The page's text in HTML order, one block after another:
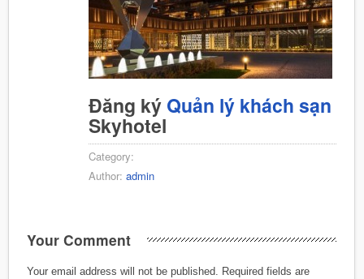
Đăng ký Quản lý khách sạn
Skyhotel
Category:
Author: admin
Your Comment
Your email address will not be published.
Required fields are